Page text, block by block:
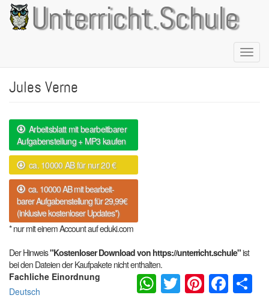
Direkt
zum
Inhalt
Unterricht.Schule
Jules Verne
Arbeitsblatt mit bearbeitbarer
Aufgabenstellung + MP3 kaufen
ca. 10000 AB für nur 20 €
ca. 10000 AB mit bearbeit-
barer Aufgabenstellung für 29,99€
(inklusive kostenloser Updates*)
* nur mit einem Account auf eduki.com
Der Hinweis"Kostenloser Download von https://unterricht.schule"ist
bei den Dateien der Kaufpakete nicht enthalten.
Fachliche Einordnung
Deutsch
WhatsApp
Twitter